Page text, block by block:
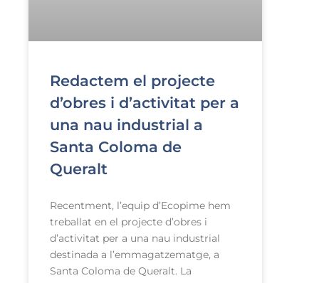
Redactem el projecte
d’obres i d’activitat per a
una nau industrial a
Santa Coloma de
Queralt
Recentment, l’equip d’Ecopime hem
treballat en el projecte d’obres i
d’activitat per a una nau industrial
destinada a l’emmagatzematge, a
Santa Coloma de Queralt. La